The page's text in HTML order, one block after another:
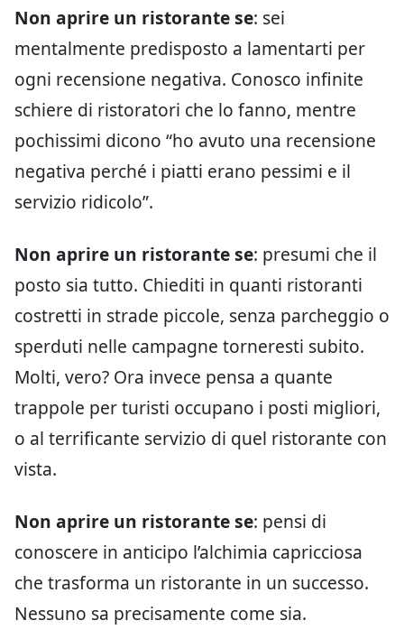
Non aprire un ristorante se: sei
mentalmente predisposto a lamentarti per
ogni recensione negativa. Conosco infinite
schiere di ristoratori che lo fanno, mentre
pochissimi dicono “ho avuto una recensione
negativa perché i piatti erano pessimi e il
servizio ridicolo”.
Non aprire un ristorante se: presumi che il
posto sia tutto. Chiediti in quanti ristoranti
costretti in strade piccole, senza parcheggio o
sperduti nelle campagne torneresti subito.
Molti, vero? Ora invece pensa a quante
trappole per turisti occupano i posti migliori,
o al terrificante servizio di quel ristorante con
vista.
Non aprire un ristorante se: pensi di
conoscere in anticipo l’alchimia capricciosa
che trasforma un ristorante in un successo.
Nessuno sa precisamente come sia.